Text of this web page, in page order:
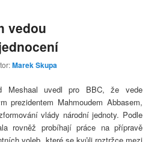
vedou
Marek Skupa
Meshaal uvedl pro BBC, že vede
prezidentem Mahmoudem Abbasem,
vlády národní jednoty. Podle
rovněž probíhají práce na přípravě